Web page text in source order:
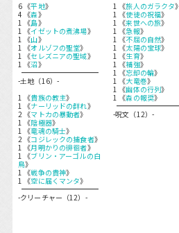
6 《平地》
4 《森》
1 《島》
1 《イゼットの煮沸場》
1 《山》
1 《オルゾフの聖堂》
1 《セレズニアの聖域》
1 《沼》
-土地（16）-
1 《貴族の教主》
1 《ナーリッドの群れ》
2 《マトカの暴動者》
1 《陰極器》
1 《竜魂の騎士》
2 《コジレックの捕食者》
1 《月明かりの徘徊者》
1 《ブリン・アーゴルの白
鳥》
1 《戦争の貴神》
1 《空に届くマンタ》
-クリーチャー（12）-
1 《旅人のガラクタ》
1 《使徒の祝福》
1 《来世への旅》
1 《急報》
1 《不屈の自然》
1 《太陽の宝球》
1 《生育》
1 《補強》
1 《忘却の輪》
1 《大竜巻》
1 《幽体の行列》
1 《森の報奨》
-呪文（12）-